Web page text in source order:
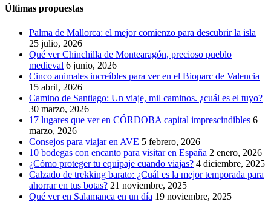
Últimas propuestas
Palma de Mallorca: el mejor comienzo para descubrir la isla
25 julio, 2026
Qué ver Chinchilla de Montearagón, precioso pueblo
medieval 6 junio, 2026
Cinco animales increíbles para ver en el Bioparc de Valencia
15 abril, 2026
Camino de Santiago: Un viaje, mil caminos. ¿cuál es el tuyo?
30 marzo, 2026
17 lugares que ver en CÓRDOBA capital imprescindibles 6
marzo, 2026
Consejos para viajar en AVE 5 febrero, 2026
10 bodegas con encanto para visitar en España 2 enero, 2026
¿Cómo proteger tu equipaje cuando viajas? 4 diciembre, 2025
Calzado de trekking barato: ¿Cuál es la mejor temporada para
ahorrar en tus botas? 21 noviembre, 2025
Qué ver en Salamanca en un día 19 noviembre, 2025